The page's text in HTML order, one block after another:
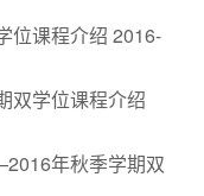
位课程介绍 2016-
学位课程介绍
年秋季学期双